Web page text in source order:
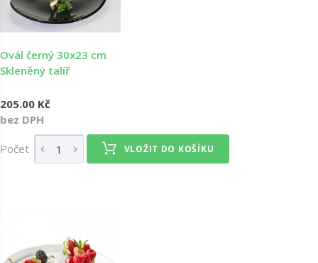
Ovál černý 30x23 cm
Skleněný talíř
205.00 Kč
bez DPH
Počet VLOŽIT DO KOŠÍKU